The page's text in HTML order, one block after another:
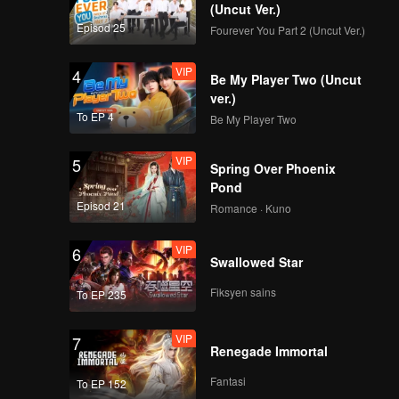
Episod 25
(Uncut Ver.)
Fourever You Part 2 (Uncut Ver.)
4
To EP 4
VIP
Be My Player Two (Uncut
ver.)
Be My Player Two
5
Episod 21
VIP
Spring Over Phoenix
Pond
Romance · Kuno
6
To EP 235
VIP
Swallowed Star
Fiksyen sains
7
To EP 152
VIP
Renegade Immortal
Fantasi